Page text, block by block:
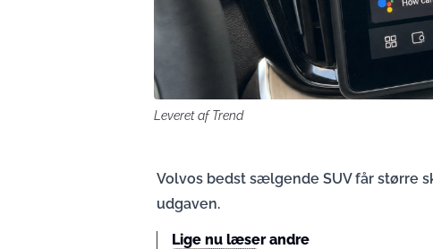
Leveret af Trend
Volvos bedst sælgende SUV får større
udgaven.
Lige nu læser andre